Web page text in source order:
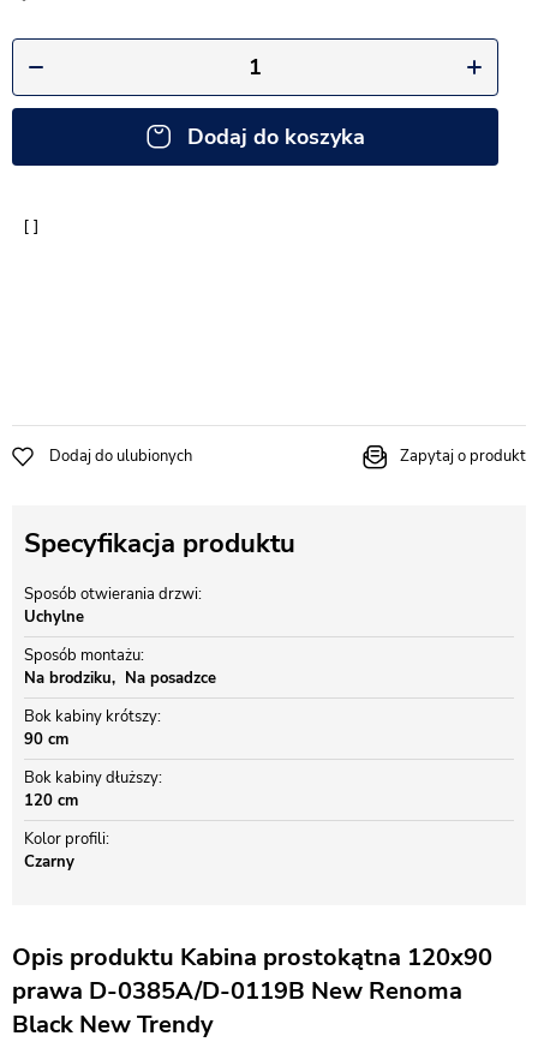
Dodaj do koszyka
Dodaj do ulubionych Zapytaj o produkt
Specyfikacja produktu
Sposób otwierania drzwi
Uchylne
Sposób montażu
Na brodziku
Na posadzce
Bok kabiny krótszy
90 cm
Bok kabiny dłuższy
120 cm
Kolor profili
Czarny
Opis produktu Kabina prostokątna 120x90
prawa D-0385A/D-0119B New Renoma
Black New Trendy